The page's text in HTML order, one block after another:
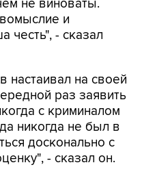
не виноваты.
и
честь", - сказал
настаивал на своей
раз заявить
с криминалом
никогда не был в
досконально с
- сказал он.